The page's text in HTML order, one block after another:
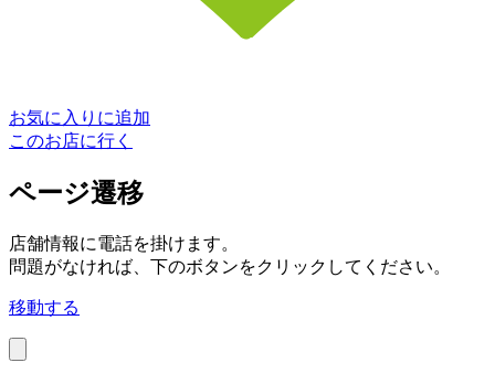
お気に入りに追加
このお店に行く
ページ遷移
店舗情報に電話を掛けます。
問題がなければ、下のボタンをクリックしてください。
移動する